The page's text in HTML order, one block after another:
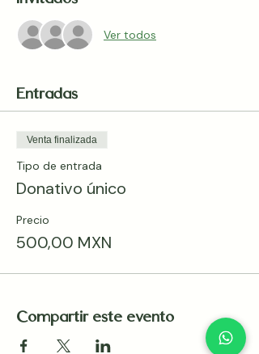
Ver todos
Entradas
Venta finalizada
Tipo de entrada
Donativo único
Precio
500,00 MXN
Compartir este evento